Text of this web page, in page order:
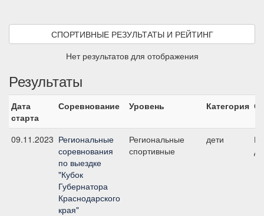
СПОРТИВНЫЕ РЕЗУЛЬТАТЫ И РЕЙТИНГ
Нет результатов для отображения
Результаты
Дата
старта
Соревнование Уровень Категория
09.11.2023 Региональные
соревнования
по выездке
"Кубок
Губернатора
Краснодарского
края"
Региональные
спортивные
дети